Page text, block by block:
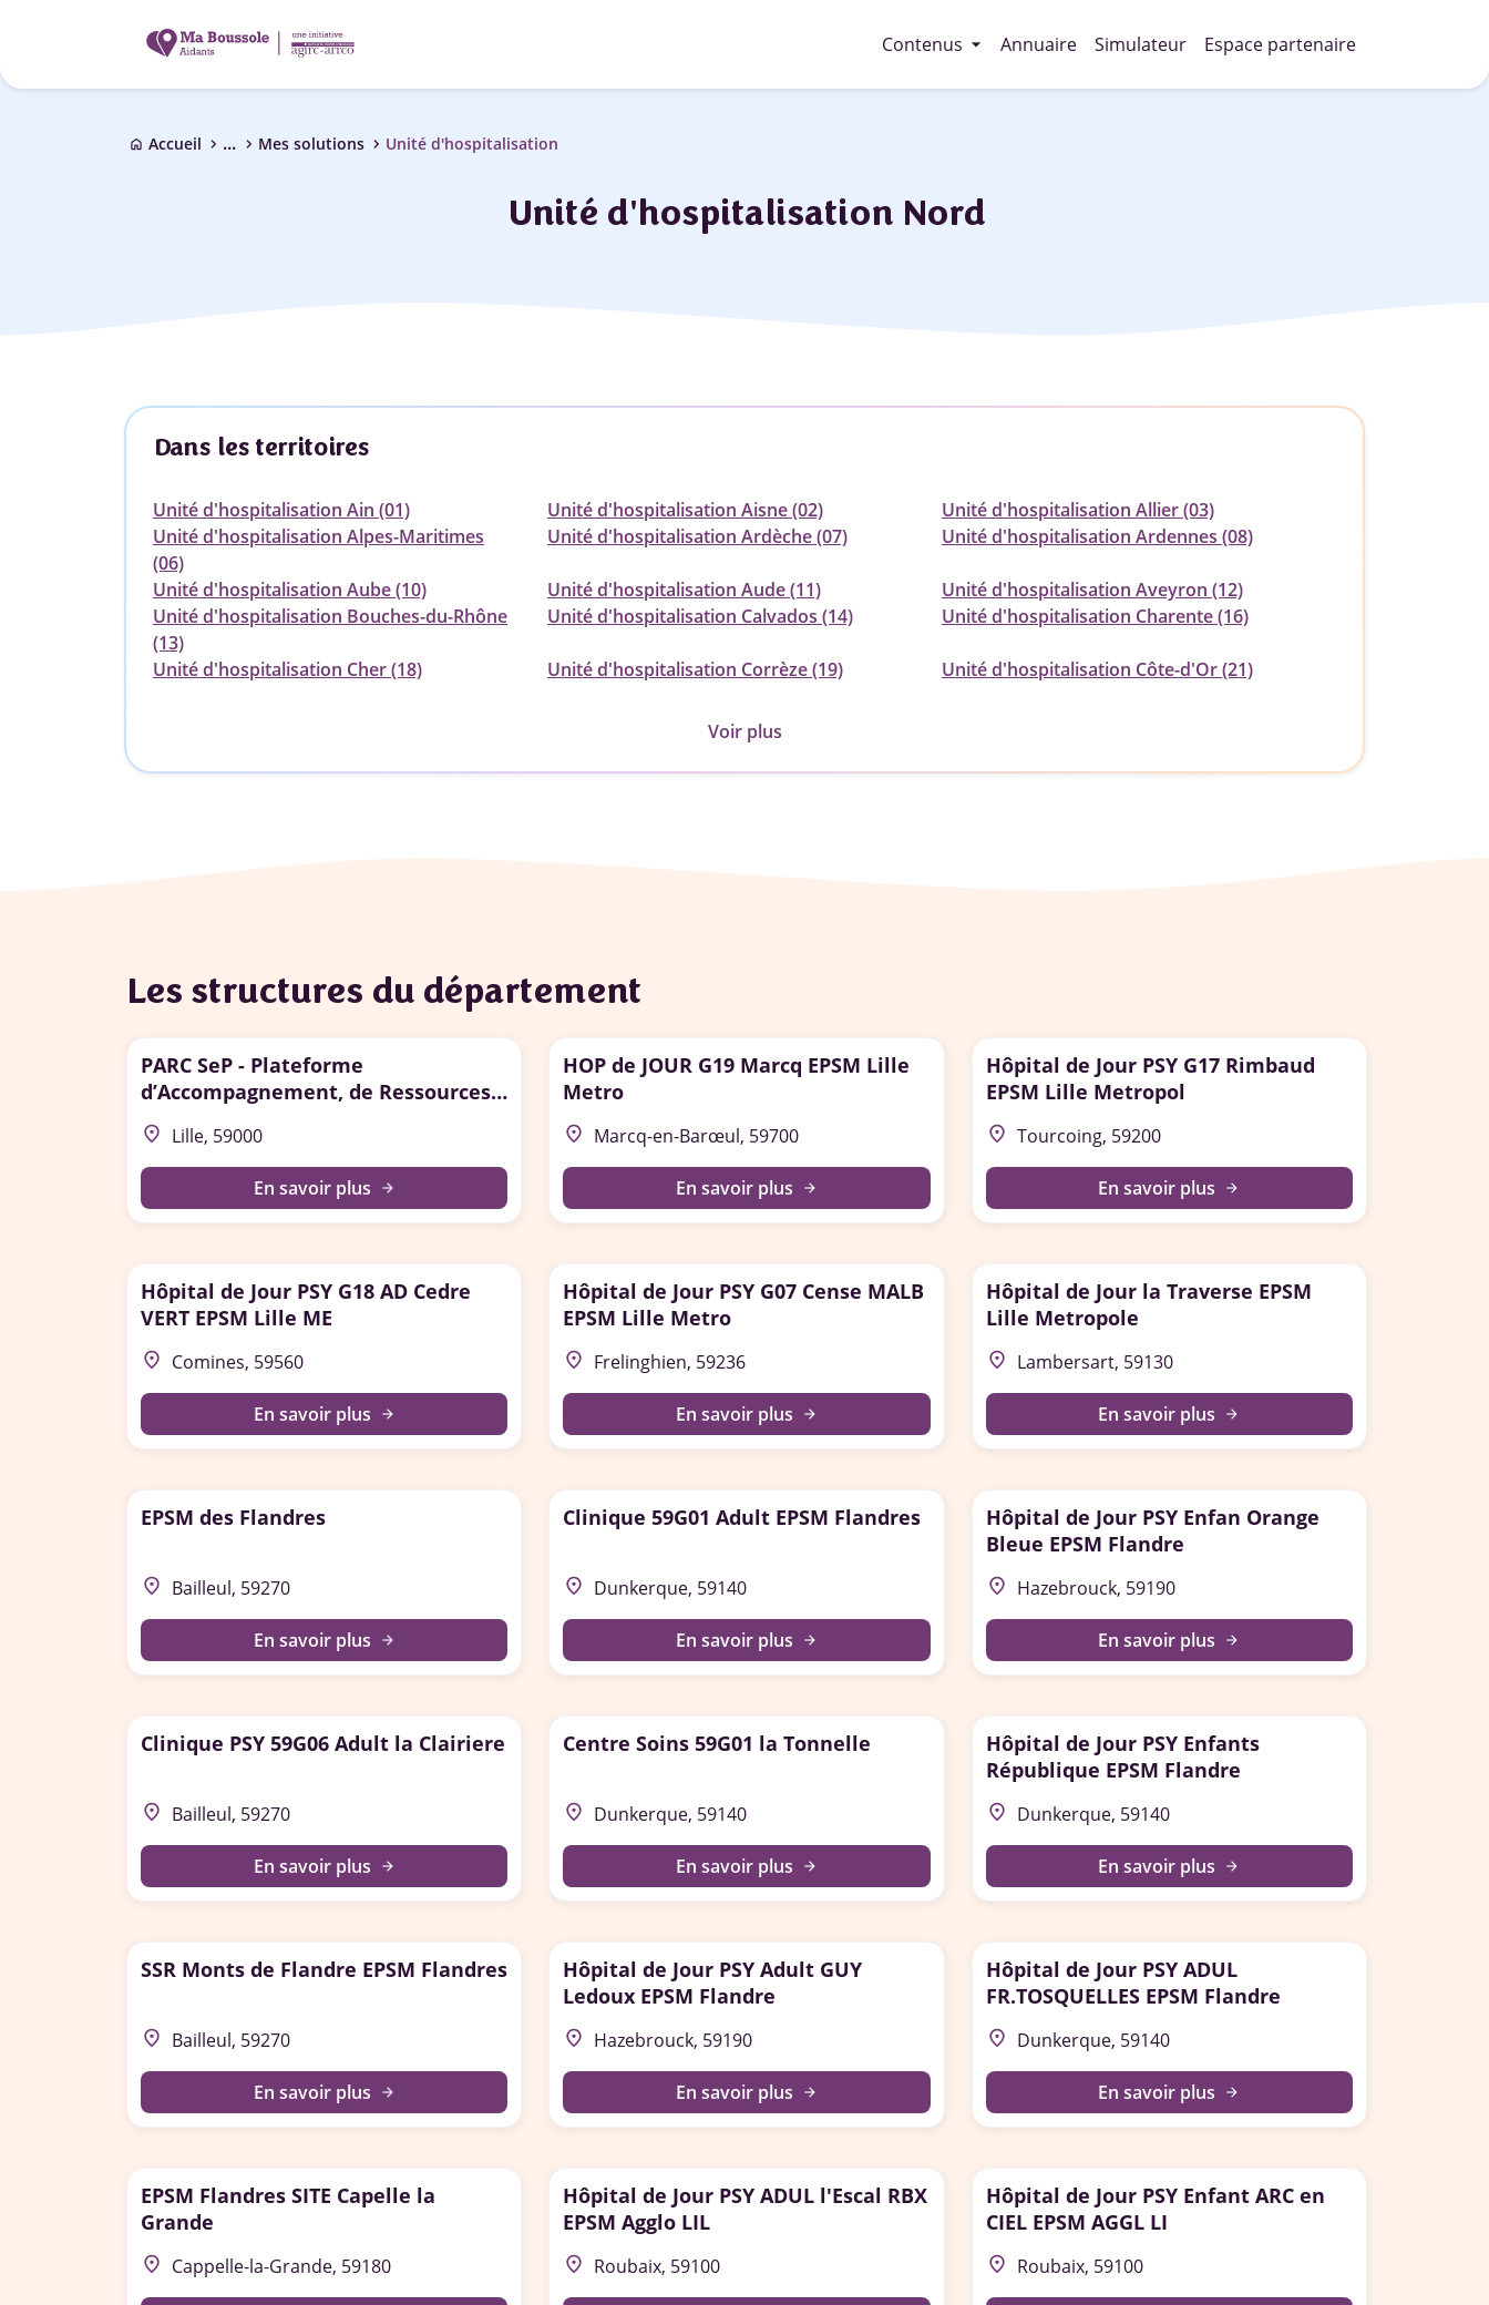
Contenus arrow_drop_down Annuaire Simulateur Espace partenaire
home Accueil chevron_right ... chevron_right Mes solutions chevron_right Unité d'hospitalisation
Unité d'hospitalisation Nord
Dans les territoires
Unité d'hospitalisation Ain (01) Unité d'hospitalisation Aisne (02)
Unité d'hospitalisation Allier (03)
Unité d'hospitalisation Alpes-Maritimes
(06)
Unité d'hospitalisation Ardèche (07) Unité d'hospitalisation Ardennes (08)
Unité d'hospitalisation Aube (10) Unité d'hospitalisation Aude (11)
Unité d'hospitalisation Aveyron (12)
Unité d'hospitalisation Bouches-du-Rhône
(13)
Unité d'hospitalisation Calvados (14) Unité d'hospitalisation Charente (16)
Unité d'hospitalisation Cher (18) Unité d'hospitalisation Corrèze (19) Unité d'hospitalisation Côte-d'Or (21)
Voir plus
Les structures du département
PARC SeP - Plateforme
d’Accompagnement, de Ressources
et de Coordination pour la Sclérose
en Plaques et la maladie de
Parkinson
place Lille, 59000
En savoir plus arrow_forward
HOP de JOUR G19 Marcq EPSM Lille
Metro
place Marcq-en-Barœul, 59700
En savoir plus arrow_forward
Hôpital de Jour PSY G17 Rimbaud
EPSM Lille Metropol
place Tourcoing, 59200
En savoir plus arrow_forward
Hôpital de Jour PSY G18 AD Cedre
VERT EPSM Lille ME
place Comines, 59560
En savoir plus arrow_forward
Hôpital de Jour PSY G07 Cense MALB
EPSM Lille Metro
place Frelinghien, 59236
En savoir plus arrow_forward
Hôpital de Jour la Traverse EPSM
Lille Metropole
place Lambersart, 59130
En savoir plus arrow_forward
EPSM des Flandres
place Bailleul, 59270
En savoir plus arrow_forward
Clinique 59G01 Adult EPSM Flandres
place Dunkerque, 59140
En savoir plus arrow_forward
Hôpital de Jour PSY Enfan Orange
Bleue EPSM Flandre
place Hazebrouck, 59190
En savoir plus arrow_forward
Clinique PSY 59G06 Adult la Clairiere
place Bailleul, 59270
En savoir plus arrow_forward
Centre Soins 59G01 la Tonnelle
place Dunkerque, 59140
En savoir plus arrow_forward
Hôpital de Jour PSY Enfants
République EPSM Flandre
place Dunkerque, 59140
En savoir plus arrow_forward
SSR Monts de Flandre EPSM Flandres
place Bailleul, 59270
En savoir plus arrow_forward
Hôpital de Jour PSY Adult GUY
Ledoux EPSM Flandre
place Hazebrouck, 59190
En savoir plus arrow_forward
Hôpital de Jour PSY ADUL
FR.TOSQUELLES EPSM Flandre
place Dunkerque, 59140
En savoir plus arrow_forward
EPSM Flandres SITE Capelle la
Grande
place Cappelle-la-Grande, 59180
Hôpital de Jour PSY ADUL l'Escal RBX
EPSM Agglo LIL
place Roubaix, 59100
Hôpital de Jour PSY Enfant ARC en
CIEL EPSM AGGL LI
place Roubaix, 59100